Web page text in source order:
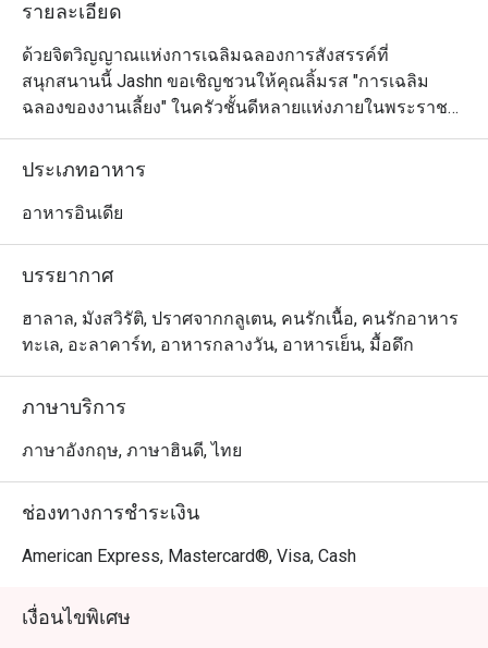
รายละเอียด
ด้วยจิตวิญญาณแห่งการเฉลิมฉลองการสังสรรค์ที่
สนุกสนานนี้ Jashn ขอเชิญชวนให้คุณลิ้มรส "การเฉลิม
ฉลองของงานเลี้ยง" ในครัวชั้นดีหลายแห่งภายในพระราชวัง
และราชสำนักทั่วอินเดียและที่อื่น ๆ ที่ Jashn ตำนานและ
ประวัติศาสตร์ผสมผสานกับการระเบิดของความรื่นเริง
อินเดียไปจนถึงอาหารพิเศษของเอเชียตะวันออกกลาง
ในปรัชญาการทำอาหารที่ยอดเยี่ยมที่สุดของโลกและ
คุณภาพการรักษาของอาหารของเรา เราเฉลิมฉลองการรับ
ฉลองการทำซ้ำที่หาที่เปรียบมิได้
ประเภทอาหาร
อาหารอินเดีย
บรรยากาศ
ฮาลาล, มังสวิรัติ, ปราศจากกลูเตน, คนรักเนื้อ, คนรักอาหาร
ทะเล, อะลาคาร์ท, อาหารกลางวัน, อาหารเย็น, มื้อดึก
ภาษาบริการ
ภาษาอังกฤษ, ภาษาฮินดี, ไทย
ช่องทางการชำระเงิน
American Express, Mastercard®, Visa, Cash
เงื่อนไขพิเศษ